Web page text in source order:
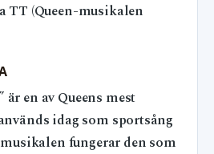
TT (Queen-musikalen
en av Queens mest
idag som sportsång
fungerar den som